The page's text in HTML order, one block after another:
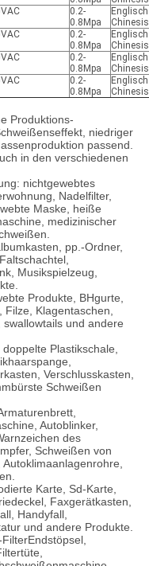
0.2-
0.8Mpa
Englisch
0.2-
0.8Mpa
Englisch
0.2-
0.8Mpa
Englisch
0.2-
0.8Mpa
Englisch
Produktions-
niedriger
passend.
in den verschiedenen
nichtgewebtes
Nadelfilter,
Maske, heiße
medizinischer
pp.-Ordner,
Musikspielzeug,
Produkte, BHgurte,
Filze, Klagentaschen,
und andere
Plastikschale,
Verschlusskasten,
Schweißen
Autoblinker,
des
Schweißen von
Karte, Sd-Karte,
Faxgerätkasten,
Handyfall,
und andere Produkte.